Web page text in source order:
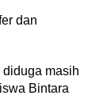
dan
masih
Bintara